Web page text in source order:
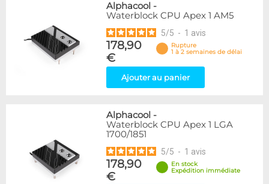
Alphacool -
Waterblock CPU Apex 1 AM5
5/5 - 1 avis
178,90
€
Rupture
1 à 2 semaines de délai
Ajouter au panier
Alphacool -
Waterblock CPU Apex 1 LGA
1700/1851
5/5 - 1 avis
178,90
€
En stock
Expédition immédiate